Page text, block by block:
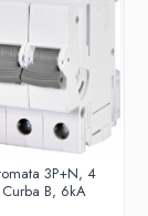
3P+N, 4
B, 6kA